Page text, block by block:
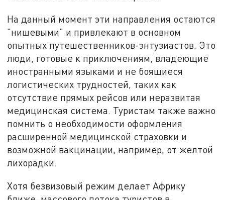
На данный момент эти направления остаются
"нишевыми" и привлекают в основном
опытных путешественников-энтузиастов. Это
люди, готовые к приключениям, владеющие
иностранными языками и не боящиеся
логистических трудностей, таких как
отсутствие прямых рейсов или неразвитая
медицинская система. Туристам также важно
помнить о необходимости оформления
расширенной медицинской страховки и
возможной вакцинации, например, от желтой
лихорадки.
Хотя безвизовый режим делает Африку